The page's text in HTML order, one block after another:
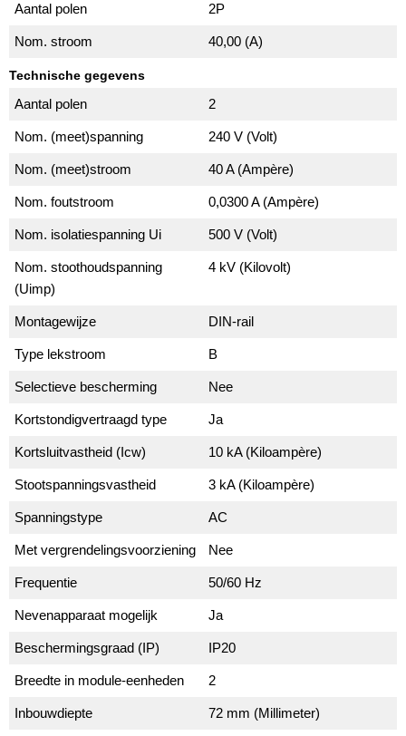
Aantal polen 2P
Nom. stroom 40,00 (A)
Technische gegevens
Aantal polen 2
Nom. (meet)spanning 240 V (Volt)
Nom. (meet)stroom 40 A (Ampère)
Nom. foutstroom 0,0300 A (Ampère)
Nom. isolatiespanning Ui 500 V (Volt)
Nom. stoothoudspanning
(Uimp)
4 kV (Kilovolt)
Montagewijze DIN-rail
Type lekstroom B
Selectieve bescherming Nee
Kortstondigvertraagd type Ja
Kortsluitvastheid (Icw) 10 kA (Kiloampère)
Stootspanningsvastheid 3 kA (Kiloampère)
Spanningstype AC
Met vergrendelingsvoorziening Nee
Frequentie 50/60 Hz
Nevenapparaat mogelijk Ja
Beschermingsgraad (IP) IP20
Breedte in module-eenheden 2
Inbouwdiepte 72 mm (Millimeter)